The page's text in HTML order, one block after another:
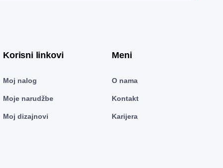
Korisni linkovi
Moj nalog
Moje narudžbe
Moj dizajnovi
Meni
O nama
Kontakt
Karijera